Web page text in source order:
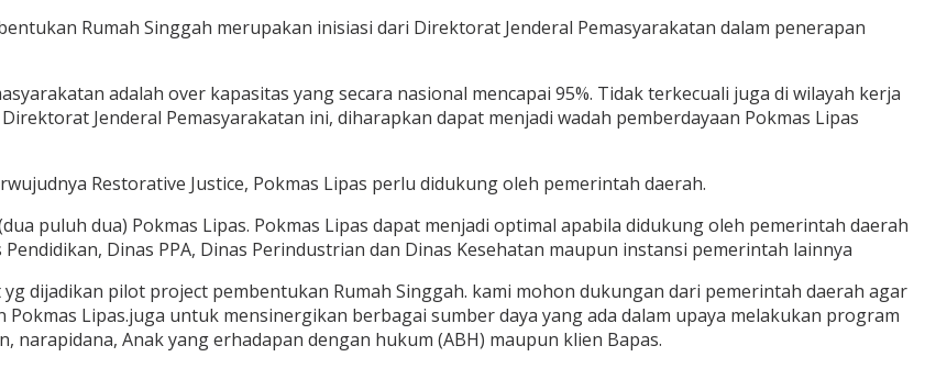
Rumah Singgah merupakan inisiasi dari Direktorat Jenderal Pemasyarakatan dalam penerapan
adalah over kapasitas yang secara nasional mencapai 95%. Tidak terkecuali juga di wilayah kerja
Jenderal Pemasyarakatan ini, diharapkan dapat menjadi wadah pemberdayaan Pokmas Lipas
Restorative Justice, Pokmas Lipas perlu didukung oleh pemerintah daerah.
puluh dua) Pokmas Lipas. Pokmas Lipas dapat menjadi optimal apabila didukung oleh pemerintah daerah
Dinas PPA, Dinas Perindustrian dan Dinas Kesehatan maupun instansi pemerintah lainnya
dijadikan pilot project pembentukan Rumah Singgah. kami mohon dukungan dari pemerintah daerah agar
Lipas.juga untuk mensinergikan berbagai sumber daya yang ada dalam upaya melakukan program
Anak yang erhadapan dengan hukum (ABH) maupun klien Bapas.